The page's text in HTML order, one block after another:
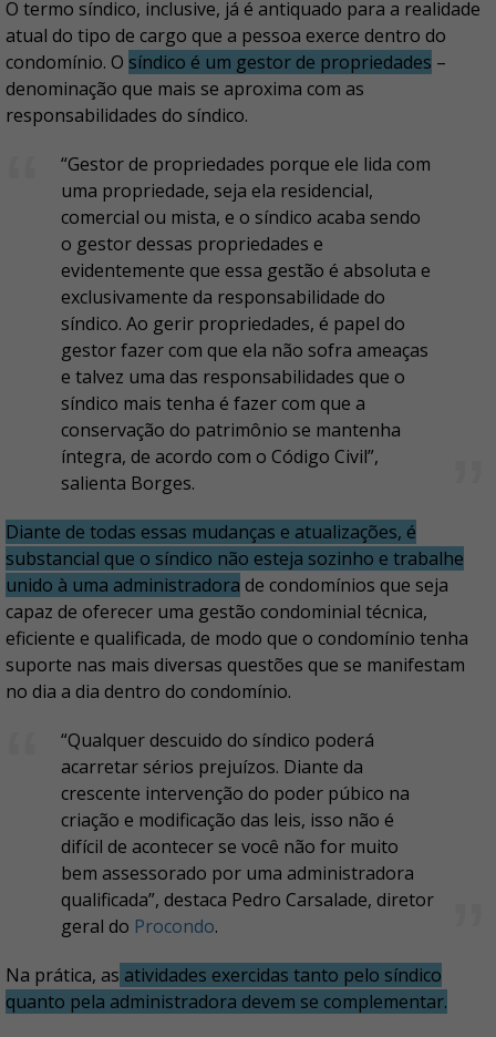
O termo síndico, inclusive, já é antiquado para a realidade
atual do tipo de cargo que a pessoa exerce dentro do
condomínio. O síndico é um gestor de propriedades –
denominação que mais se aproxima com as
responsabilidades do síndico.
“Gestor de propriedades porque ele lida com
uma propriedade, seja ela residencial,
comercial ou mista, e o síndico acaba sendo
o gestor dessas propriedades e
evidentemente que essa gestão é absoluta e
exclusivamente da responsabilidade do
síndico. Ao gerir propriedades, é papel do
gestor fazer com que ela não sofra ameaças
e talvez uma das responsabilidades que o
síndico mais tenha é fazer com que a
conservação do patrimônio se mantenha
íntegra, de acordo com o Código Civil”,
salienta Borges.
Diante de todas essas mudanças e atualizações, é
substancial que o síndico não esteja sozinho e trabalhe
unido à uma administradora de condomínios que seja
capaz de oferecer uma gestão condominial técnica,
eficiente e qualificada, de modo que o condomínio tenha
suporte nas mais diversas questões que se manifestam
no dia a dia dentro do condomínio.
“Qualquer descuido do síndico poderá
acarretar sérios prejuízos. Diante da
crescente intervenção do poder púbico na
criação e modificação das leis, isso não é
difícil de acontecer se você não for muito
bem assessorado por uma administradora
qualificada”, destaca Pedro Carsalade, diretor
geral do Procondo.
Na prática, as atividades exercidas tanto pelo síndico
quanto pela administradora devem se complementar.